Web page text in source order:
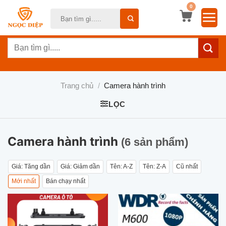
dung
0
Tìm
Trang chủ / Camera hành trình
LỌC
Camera hành trình (6 sản phẩm)
Giá: Tăng dần Giá: Giảm dần Tên: A-Z Tên: Z-A Cũ nhất
Mới nhất Bán chạy nhất